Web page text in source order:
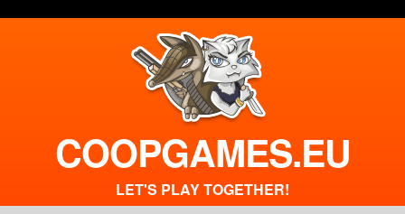
COOPGAMES.EU
LET'S PLAY TOGETHER!